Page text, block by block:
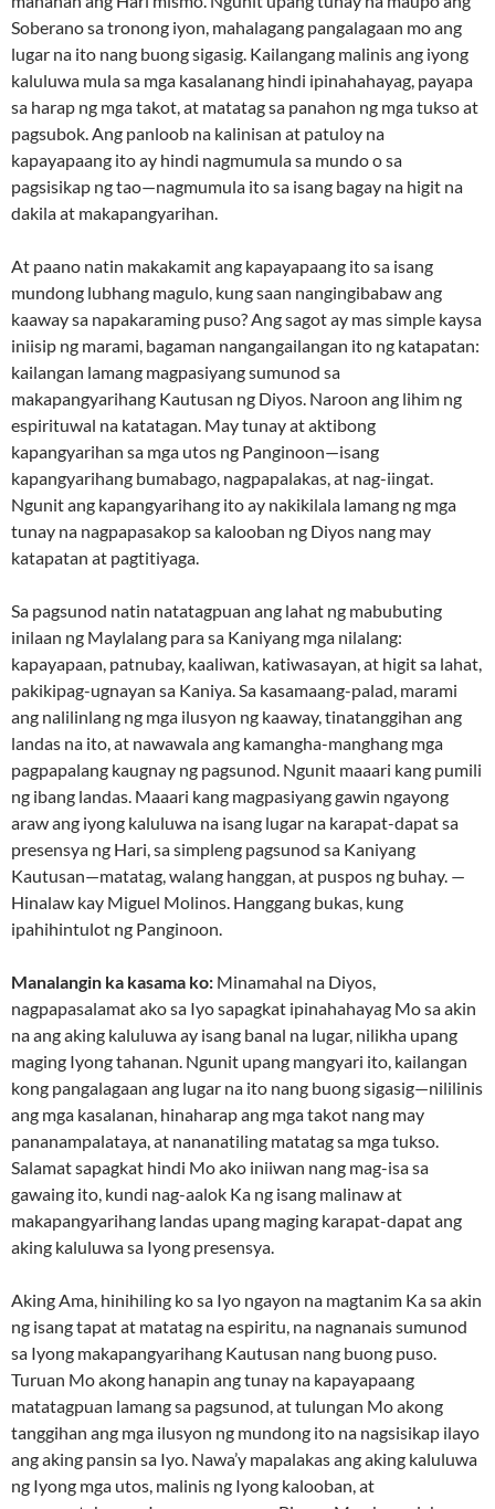
Soberano sa tronong iyon, mahalagang pangalagaan mo ang
lugar na ito nang buong sigasig. Kailangang malinis ang iyong
kaluluwa mula sa mga kasalanang hindi ipinahahayag, payapa
sa harap ng mga takot, at matatag sa panahon ng mga tukso at
pagsubok. Ang panloob na kalinisan at patuloy na
kapayapaang ito ay hindi nagmumula sa mundo o sa
pagsisikap ng tao—nagmumula ito sa isang bagay na higit na
dakila at makapangyarihan.
At paano natin makakamit ang kapayapaang ito sa isang
mundong lubhang magulo, kung saan nangingibabaw ang
kaaway sa napakaraming puso? Ang sagot ay mas simple kaysa
iniisip ng marami, bagaman nangangailangan ito ng katapatan:
kailangan lamang magpasiyang sumunod sa
makapangyarihang Kautusan ng Diyos. Naroon ang lihim ng
espirituwal na katatagan. May tunay at aktibong
kapangyarihan sa mga utos ng Panginoon—isang
kapangyarihang bumabago, nagpapalakas, at nag-iingat.
Ngunit ang kapangyarihang ito ay nakikilala lamang ng mga
tunay na nagpapasakop sa kalooban ng Diyos nang may
katapatan at pagtitiyaga.
Sa pagsunod natin natatagpuan ang lahat ng mabubuting
inilaan ng Maylalang para sa Kaniyang mga nilalang:
kapayapaan, patnubay, kaaliwan, katiwasayan, at higit sa lahat,
pakikipag-ugnayan sa Kaniya. Sa kasamaang-palad, marami
ang nalilinlang ng mga ilusyon ng kaaway, tinatanggihan ang
landas na ito, at nawawala ang kamangha-manghang mga
pagpapalang kaugnay ng pagsunod. Ngunit maaari kang pumili
ng ibang landas. Maaari kang magpasiyang gawin ngayong
araw ang iyong kaluluwa na isang lugar na karapat-dapat sa
presensya ng Hari, sa simpleng pagsunod sa Kaniyang
Kautusan—matatag, walang hanggan, at puspos ng buhay. —
Hinalaw kay Miguel Molinos. Hanggang bukas, kung
ipahihintulot ng Panginoon.
Manalangin ka kasama ko: Minamahal na Diyos,
nagpapasalamat ako sa Iyo sapagkat ipinahahayag Mo sa akin
na ang aking kaluluwa ay isang banal na lugar, nilikha upang
maging Iyong tahanan. Ngunit upang mangyari ito, kailangan
kong pangalagaan ang lugar na ito nang buong sigasig—nililinis
ang mga kasalanan, hinaharap ang mga takot nang may
pananampalataya, at nananatiling matatag sa mga tukso.
Salamat sapagkat hindi Mo ako iniiwan nang mag-isa sa
gawaing ito, kundi nag-aalok Ka ng isang malinaw at
makapangyarihang landas upang maging karapat-dapat ang
aking kaluluwa sa Iyong presensya.
Aking Ama, hinihiling ko sa Iyo ngayon na magtanim Ka sa akin
ng isang tapat at matatag na espiritu, na nagnanais sumunod
sa Iyong makapangyarihang Kautusan nang buong puso.
Turuan Mo akong hanapin ang tunay na kapayapaang
matatagpuan lamang sa pagsunod, at tulungan Mo akong
tanggihan ang mga ilusyon ng mundong ito na nagsisikap ilayo
ang aking pansin sa Iyo. Nawa’y mapalakas ang aking kaluluwa
ng Iyong mga utos, malinis ng Iyong kalooban, at